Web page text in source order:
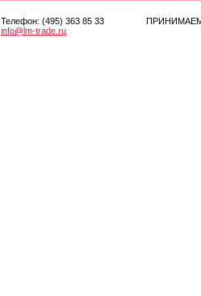
Телефон: (495) 363 85 33
info@lm-trade.ru